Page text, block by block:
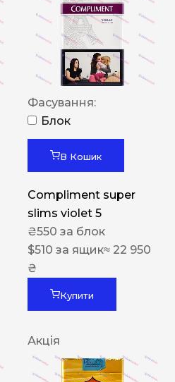
Фасування:
Блок
В Кошик
Compliment super
slims violet 5
₴550 за блок
$510 за ящик≈ 22 950
₴
Купити
Акція